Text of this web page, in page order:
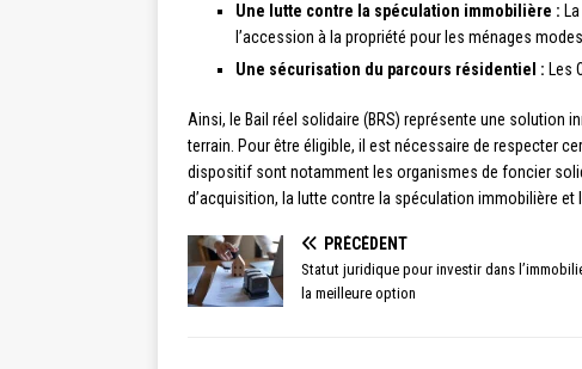
Une lutte contre la spéculation immobilière :
l’accession à la propriété pour les ménages
Une sécurisation du parcours résidentiel : Les
Ainsi, le Bail réel solidaire (BRS) représente une solution
terrain. Pour être éligible, il est nécessaire de respecter
dispositif sont notamment les organismes de foncier
d’acquisition, la lutte contre la spéculation immobilière et
PRÉCÉDENT
Statut juridique pour investir dans
la meilleure option